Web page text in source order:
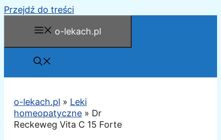
Przejdź do treści
o-lekach.pl
o-lekach.pl » Leki
homeopatyczne » Dr
Reckeweg Vita C 15 Forte